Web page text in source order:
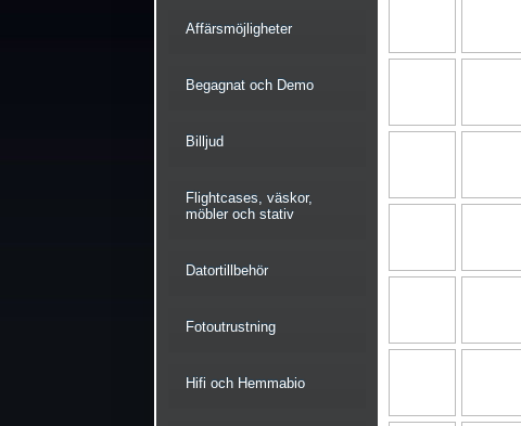
Affärsmöjligheter
Begagnat och Demo
Billjud
Flightcases, väskor,
möbler och stativ
Datortillbehör
Fotoutrustning
Hifi och Hemmabio